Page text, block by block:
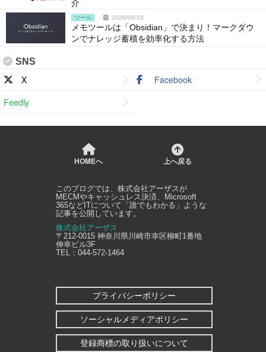
介
ツール 2026/06/18
メモツールは「Obsidian」で決まり！マークダウ
ンでナレッジ蓄積を効率化する方法
SNS
X
Facebook
Feedly
HOMEへ 上へ戻る
このブログでは、 株式会社アーザス が
MECMやキャッシュレス決済、Microsoft
365などITについて「誰でもわかる」ような
記事を公開しています。
株式会社アーザス
〒212-0015 神奈川県 川崎市幸区柳町1番地
伸幸ビル3F
TEL： 044-572-1464
プライバシーポリシー
ソーシャルメディアポリシー
登録商標の取り扱いについて